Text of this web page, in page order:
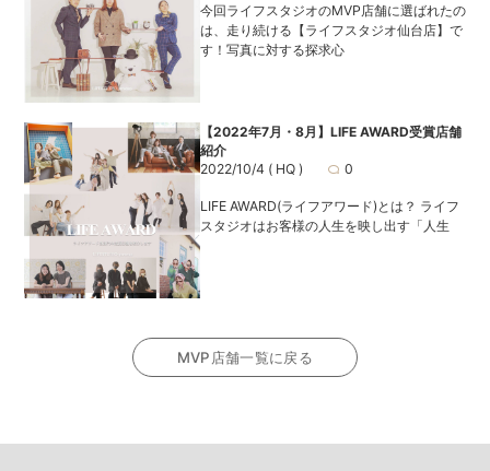
今回ライフスタジオのMVP店舗に選ばれたの
は、走り続ける【ライフスタジオ仙台店】で
す！写真に対する探求心
【2022年7月・8月】LIFE AWARD受賞店舗
紹介
2022/10/4 ( HQ ) 0
LIFE AWARD(ライフアワード)とは？ ライフ
スタジオはお客様の人生を映し出す「人生
MVP店舗一覧に戻る